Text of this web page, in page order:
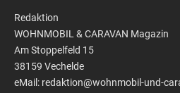
Redaktion
WOHNMOBIL & CARAVAN Magazin
Am Stoppelfeld 15
38159 Vechelde
eMail: redaktion@wohnmobil-und-